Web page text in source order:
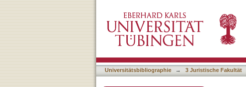
Universitätsbibliographie → 3 Juristische Fakultät